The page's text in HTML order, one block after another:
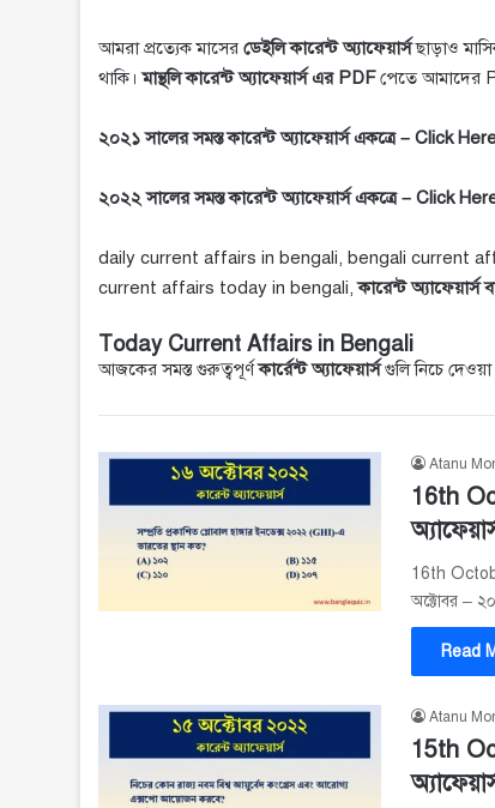
আমরা প্রত্যেক মাসেরডেইলি কারেন্ট অ্যাফেয়ার্সছাড়াও
থাকি।মান্থলি কারেন্ট অ্যাফেয়ার্স এর PDFপেতে আমাদের
২০২১ সালের সমস্ত কারেন্ট অ্যাফেয়ার্স একত্রে –Click
২০২২ সালের সমস্ত কারেন্ট অ্যাফেয়ার্স একত্রে –Click
daily current affairs in bengali, bengali current
current affairs today in bengali,কারেন্ট অ্যাফেয়ার্স
Today Current Affairs in Bengali
আজকের সমস্ত গুরুত্বপূর্ণকার্রেন্ট অ্যাফেয়ার্সগুলি নিচে
Atanu
16th
16th
অক্টোবর –
Read
Atanu
15th